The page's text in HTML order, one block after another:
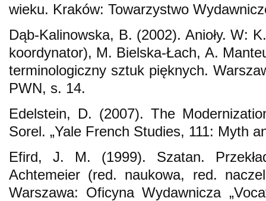
wieku. Kraków: Towarzystwo
Dąb-Kalinowska, B. (2002). Anioły. W:
koordynator), M. Bielska-Łach, A.
terminologiczny sztuk pięknych.
PWN, s. 14.
Edelstein, D. (2007). The
Sorel. „Yale French Studies, 111: Myth
Efird, J. M. (1999). Szatan.
Achtemeier (red. naukowa, red.
Warszawa: Oficyna Wydawnicza